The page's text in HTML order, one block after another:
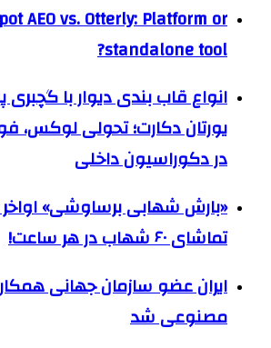
AEO vs. Otterly: Platform or
standalone tool?
انواع قاب بندی دیوار با
یورتان دکارت؛ تحولی لوکس،
در دکوراسیون داخلی
«بارش شهابی برساوشی» اواخر
تماشای ۶۰ شهاب در هر ساعت!
ایران عضو سازمان جهانی
مصنوعی شد